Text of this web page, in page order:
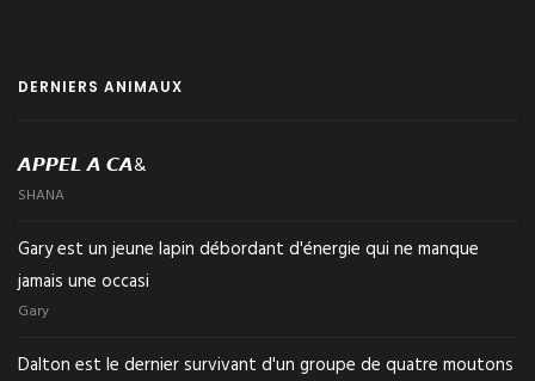
DERNIERS ANIMAUX
𝘼𝙋𝙋𝙀𝙇 𝘼 𝘾𝘼&
SHANA
Gary est un jeune lapin débordant d'énergie qui ne manque
jamais une occasi
Gary
Dalton est le dernier survivant d'un groupe de quatre moutons